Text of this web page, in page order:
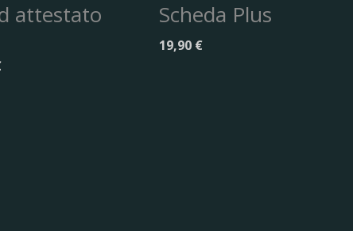
attestato Scheda Plus
19,90 €